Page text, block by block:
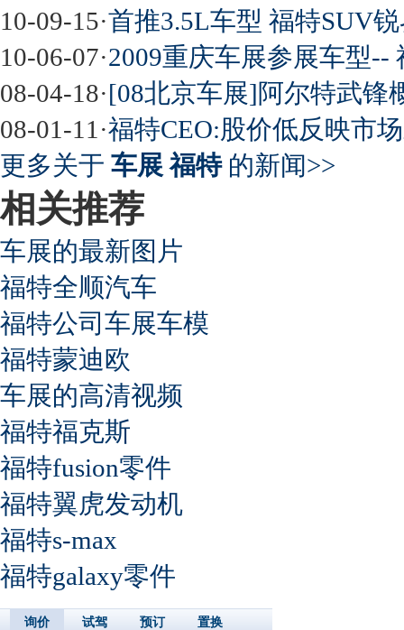
10-09-15·首推3.5L车型 福特SUV
10-06-07·2009重庆车展参展车型--
08-04-18·[08北京车展]阿尔特武锋
08-01-11 ·福特CEO:股价低反映市
更多关于 车展 福特的新闻>>
相关推荐
车展的最新图片
福特全顺汽车
福特公司车展车模
福特蒙迪欧
车展的高清视频
福特福克斯
福特fusion零件
福特翼虎发动机
福特s-max
福特galaxy零件
询价 试驾 预订 置换